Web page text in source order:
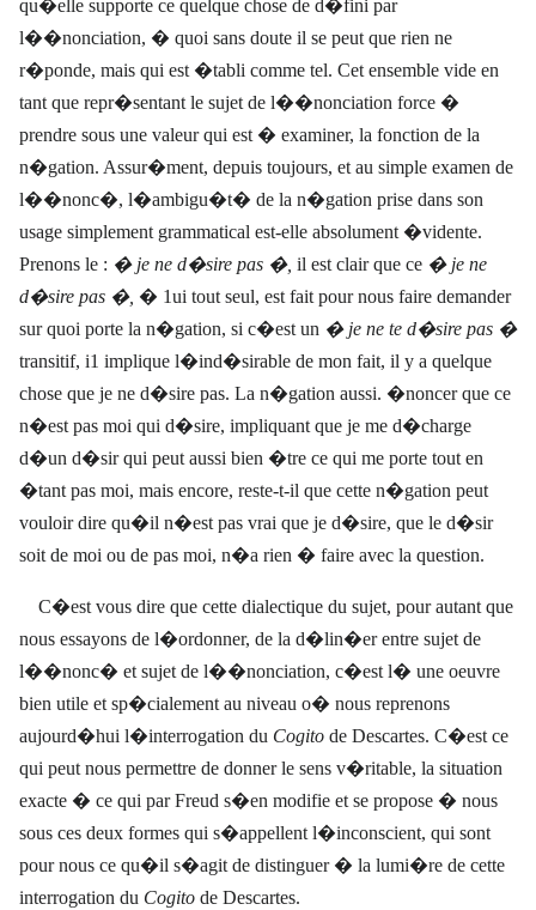
qu�elle supporte ce quelque chose de d�fini par
l��nonciation, � quoi sans doute il se peut que rien ne
r�ponde, mais qui est �tabli comme tel. Cet ensemble vide en
tant que repr�sentant le sujet de l��nonciation force �
prendre sous une valeur qui est � examiner, la fonction de la
n�gation. Assur�ment, depuis toujours, et au simple examen de
l��nonc�, l�ambigu�t� de la n�gation prise dans son
usage simplement grammatical est-elle absolument �vidente.
Prenons le : � je ne d�sire pas �, il est clair que ce � je ne
d�sire pas �, � 1ui tout seul, est fait pour nous faire demander
sur quoi porte la n�gation, si c�est un � je ne te d�sire pas �
transitif, i1 implique l�ind�sirable de mon fait, il y a quelque
chose que je ne d�sire pas. La n�gation aussi. �noncer que ce
n�est pas moi qui d�sire, impliquant que je me d�charge
d�un d�sir qui peut aussi bien �tre ce qui me porte tout en
�tant pas moi, mais encore, reste-t-il que cette n�gation peut
vouloir dire qu�il n�est pas vrai que je d�sire, que le d�sir
soit de moi ou de pas moi, n�a rien � faire avec la question.
C�est vous dire que cette dialectique du sujet, pour autant que
nous essayons de l�ordonner, de la d�lin�er entre sujet de
l��nonc� et sujet de l��nonciation, c�est l� une oeuvre
bien utile et sp�cialement au niveau o� nous reprenons
aujourd�hui l�interrogation du Cogito de Descartes. C�est ce
qui peut nous permettre de donner le sens v�ritable, la situation
exacte � ce qui par Freud s�en modifie et se propose � nous
sous ces deux formes qui s�appellent l�inconscient, qui sont
pour nous ce qu�il s�agit de distinguer � la lumi�re de cette
interrogation du Cogito de Descartes.